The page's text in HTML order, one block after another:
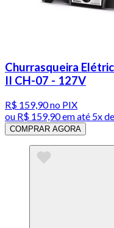
Churrasqueira
II CH-07 - 127V
R$ 159,90no PIX
ou R$ 159,90em até 5x
COMPRAR AGORA